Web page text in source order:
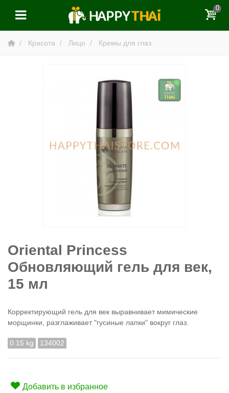
0
Красота Лицо Кремы для глаз
Oriental Princess
Обновляющий гель для век,
15 мл
Корректирующий гель для век выравнивает мимические
морщинки, разглаживает "гусиные лапки" вокруг глаз.
0.15 kg 134002
Добавить в избранное